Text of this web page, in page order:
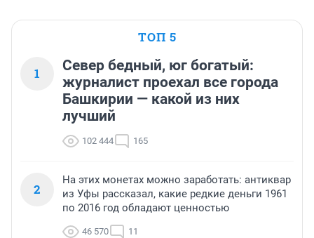
ТОП 5
1
Север бедный, юг богатый:
журналист проехал все города
Башкирии — какой из них
лучший
102 444 165
2
На этих монетах можно заработать: антиквар
из Уфы рассказал, какие редкие деньги 1961
по 2016 год обладают ценностью
46 570 11